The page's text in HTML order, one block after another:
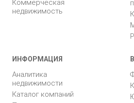
Коммерческая
недвижимость
ИНФОРМАЦИЯ
Аналитика
недвижимости
Каталог компаний